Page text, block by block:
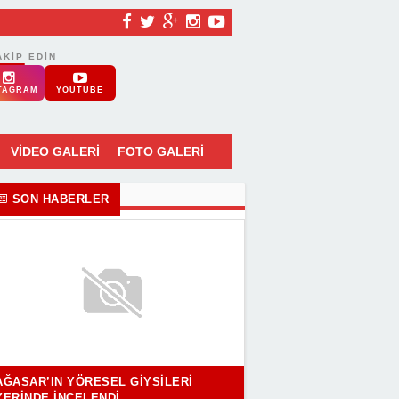
EDIN
YOUTUBE
VİDEO GALERİ FOTO GALERİ
SON HABERLER
YÖRESEL GIYSILERI